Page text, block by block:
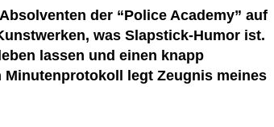
der “Police Academy” auf
was Slapstick-Humor ist.
lassen und einen knapp
legt Zeugnis meines